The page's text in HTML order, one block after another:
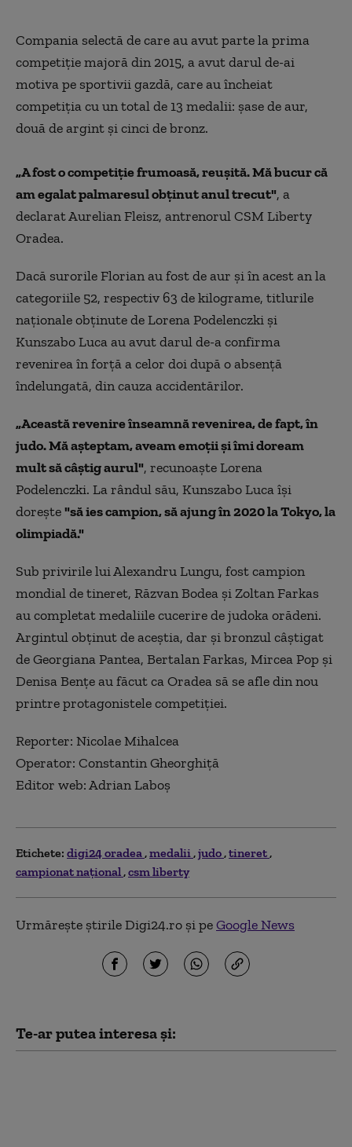
Compania selectă de care au avut parte la prima
competiţie majoră din 2015, a avut darul de-ai
motiva pe sportivii gazdă, care au încheiat
competiţia cu un total de 13 medalii: şase de aur,
două de argint şi cinci de bronz.
„A fost o competiţie frumoasă, reuşită. Mă bucur că
am egalat palmaresul obţinut anul trecut", a
declarat Aurelian Fleisz, antrenorul CSM Liberty
Oradea.
Dacă surorile Florian au fost de aur şi în acest an la
categoriile 52, respectiv 63 de kilograme, titlurile
naţionale obţinute de Lorena Podelenczki şi
Kunszabo Luca au avut darul de-a confirma
revenirea în forţă a celor doi după o absenţă
îndelungată, din cauza accidentărilor.
„Această revenire înseamnă revenirea, de fapt, în
judo. Mă aşteptam, aveam emoţii şi îmi doream
mult să câştig aurul", recunoaşte Lorena
Podelenczki. La rândul său, Kunszabo Luca îşi
doreşte"să ies campion, să ajung în 2020 la Tokyo, la
olimpiadă."
Sub privirile lui Alexandru Lungu, fost campion
mondial de tineret, Răzvan Bodea şi Zoltan Farkas
au completat medaliile cucerire de judoka orădeni.
Argintul obţinut de aceştia, dar şi bronzul câştigat
de Georgiana Pantea, Bertalan Farkas, Mircea Pop şi
Denisa Benţe au făcut ca Oradea să se afle din nou
printre protagonistele competiţiei.
Reporter: Nicolae Mihalcea
Operator: Constantin Gheorghiţă
Editor web: Adrian Laboș
Etichete: digi24 oradea medalii judo tineret
campionat naţional csm liberty
Urmărește știrile Digi24.ro și peGoogle News
Te-ar putea interesa și: